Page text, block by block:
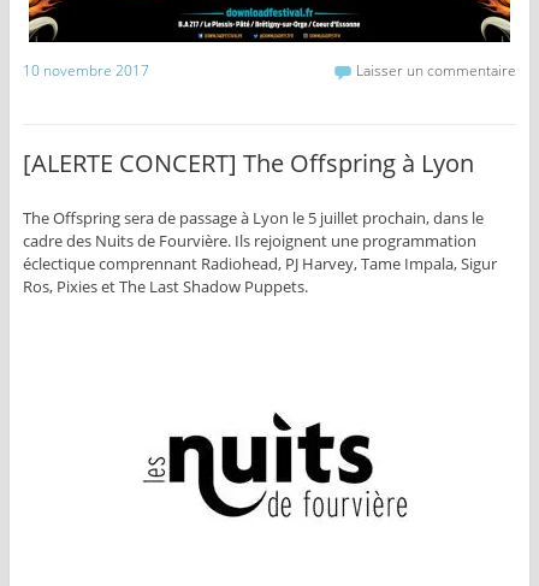
10 novembre 2017 Laisser un commentaire
[ALERTE CONCERT] The Offspring à Lyon
The Offspring sera de passage à Lyon le 5 juillet prochain, dans le
cadre des Nuits de Fourvière. Ils rejoignent une programmation
éclectique comprennant Radiohead, PJ Harvey, Tame Impala, Sigur
Ros, Pixies et The Last Shadow Puppets.